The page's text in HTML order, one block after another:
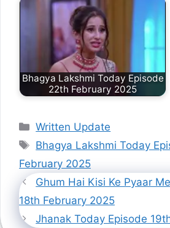
Bhagya Lakshmi Today Episode
22th February 2025
Categories
Written Update
Tags
Bhagya Lakshmi Today
February 2025
Ghum Hai Kisi Ke Pyaar
18th February 2025
Jhanak Today Episode